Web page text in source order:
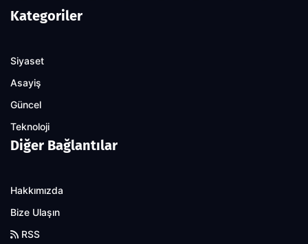
Kategoriler
Siyaset
Asayiş
Güncel
Teknoloji
Diğer Bağlantılar
Hakkımızda
Bize Ulaşın
RSS